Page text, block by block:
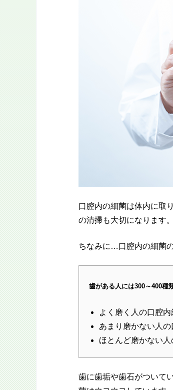
口腔内の細菌は体内に取
の清掃も大切になります。
ちなみに…口腔内の細菌
歯がある人には300～400種
よく磨く人の
あまり磨かない
ほとんど磨かない
歯に歯垢や歯石がついて